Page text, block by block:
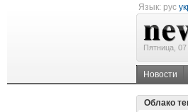
Язык: рус
Пятница, 07
Новости
Облако